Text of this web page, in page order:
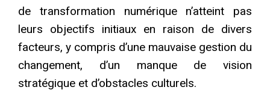
de transformation numérique n’atteint pas
leurs objectifs initiaux en raison de divers
facteurs, y compris d’une mauvaise gestion du
changement, d’un manque de vision
stratégique et d’obstacles culturels.